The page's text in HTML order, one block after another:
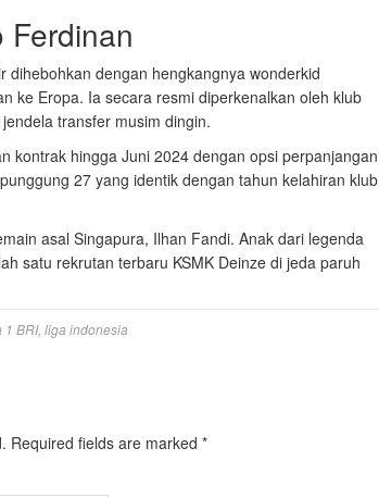
Ferdinan
dihebohkan dengan hengkangnya wonderkid
ke Eropa. Ia secara resmi diperkenalkan oleh klub
transfer musim dingin.
kontrak hingga Juni 2024 dengan opsi perpanjangan
27 yang identik dengan tahun kelahiran klub
asal Singapura, Ilhan Fandi. Anak dari legenda
satu rekrutan terbaru KSMK Deinze di jeda paruh
1 BRI, liga indonesia
Required fields are marked *